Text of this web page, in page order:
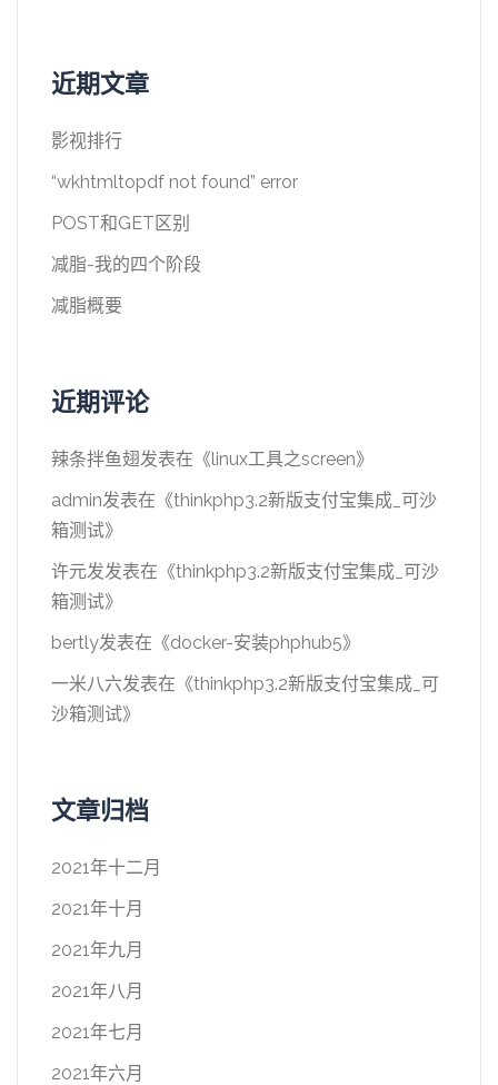
近期文章
影视排行
“wkhtmltopdf not found” error
POST和GET区别
减脂-我的四个阶段
减脂概要
近期评论
辣条拌鱼翅发表在《linux工具之screen》
admin发表在《thinkphp3.2新版支付宝集成_可沙
箱测试》
许元发发表在《thinkphp3.2新版支付宝集成_可沙
箱测试》
bertly发表在《docker-安装phphub5》
一米八六发表在《thinkphp3.2新版支付宝集成_可
沙箱测试》
文章归档
2021年十二月
2021年十月
2021年九月
2021年八月
2021年七月
2021年六月